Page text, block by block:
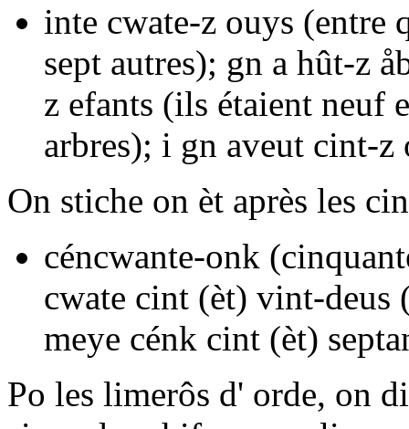
inte cwate-z ouys (entre
sept autres); gn a hût-z
z efants (ils étaient neuf
arbres); i gn aveut cint-z
On stiche on èt après les
céncwante-onk
cwate cint (èt) vint-deus
meye cénk cint (èt)
Po les limerôs d' orde, on